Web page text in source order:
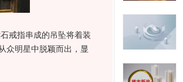
戒指串成的吊坠将着装
众明星中脱颖而出，显